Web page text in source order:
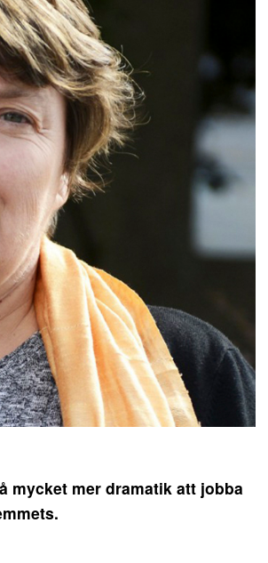
mycket mer dramatik att jobba